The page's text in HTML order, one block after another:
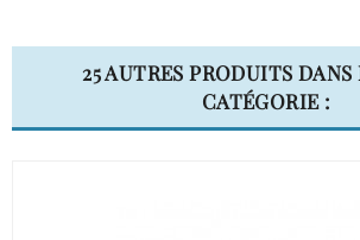
25 AUTRES PRODUITS
CATÉGORIE :